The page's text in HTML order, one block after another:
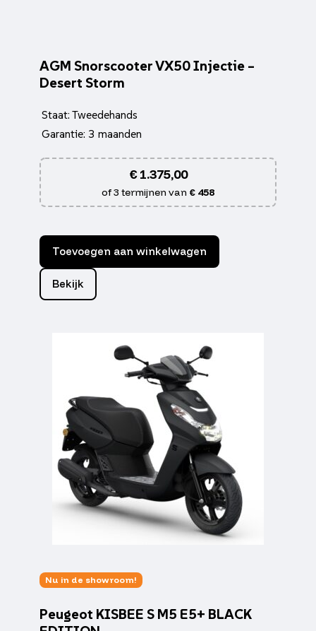
AGM Snorscooter VX50 Injectie –
Desert Storm
Staat: Tweedehands
Garantie: 3 maanden
€1.375,00
of 3 termijnen van € 458
Toevoegen aan winkelwagen
Bekijk
Nu in de showroom!
Peugeot KISBEE S M5 E5+ BLACK